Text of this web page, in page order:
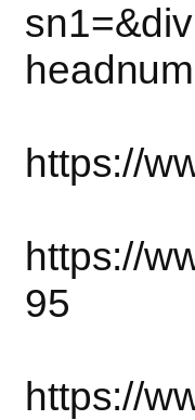
https://
https://
95
https://